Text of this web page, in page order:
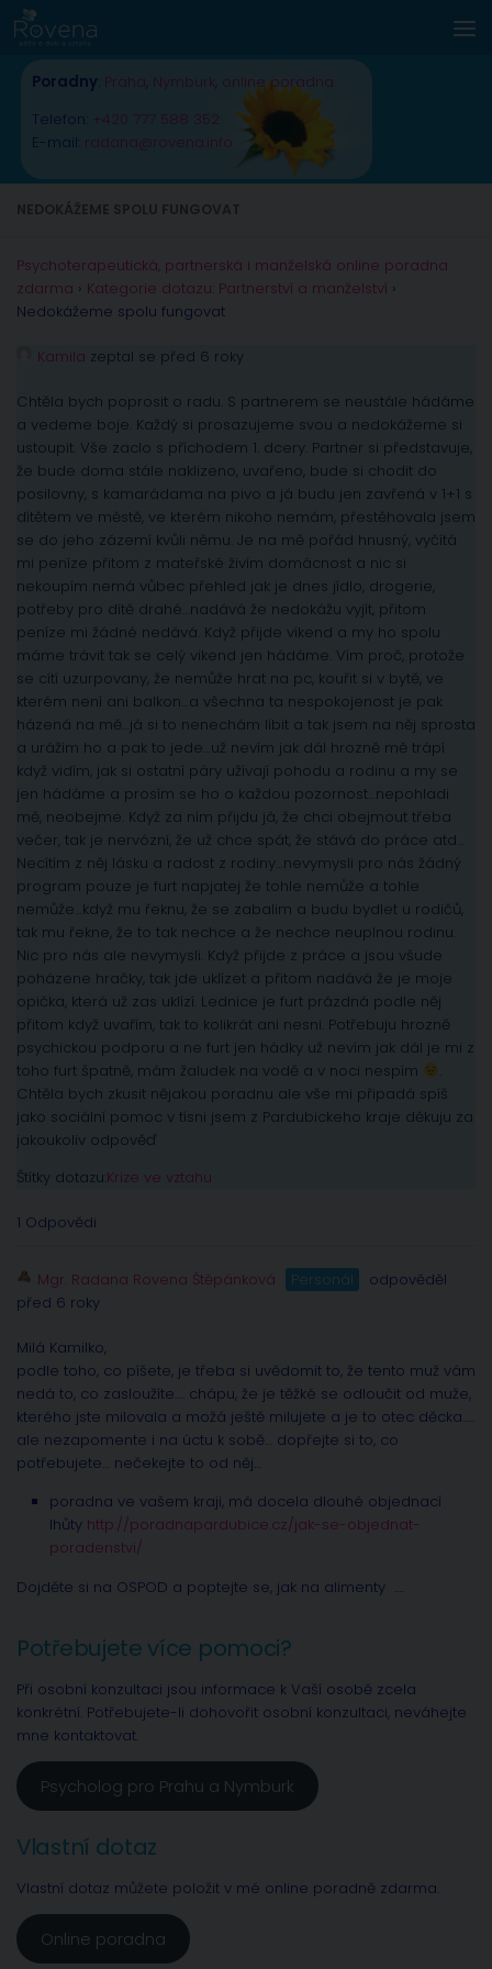
Skip to content
Poradny Praha Nymburk online poradna
Telefon: +420 777 588 352
E-mail: radana@rovena.info
Psychoterapeutická, partnerská i manželská online poradna
zdarma › Kategorie dotazu: Partnerství a manželství ›
Nedokážeme spolu fungovat
Kamila zeptal se před 6 roky
Chtěla bych poprosit o radu. S partnerem se neustále hádáme
a vedeme boje. Každý si prosazujeme svou a nedokážeme si
ustoupit. Vše zaclo s příchodem 1. dcery. Partner si představuje,
že bude doma stále naklizeno, uvařeno, bude si chodit do
posilovny, s kamarádama na pivo a já budu jen zavřená v 1+1 s
dítětem ve městě, ve kterém nikoho nemám, přestěhovala jsem
se do jeho zázemí kvůli němu. Je na mě pořád hnusný, vyčítá
mi peníze přitom z mateřské živím domácnost a nic si
nekoupím nemá vůbec přehled jak je dnes jídlo, drogerie,
potřeby pro dítě drahé…nadává že nedokážu vyjít, přitom
peníze mi žádné nedává. Když přijde víkend a my ho spolu
máme trávit tak se celý vikend jen hádáme. Vím proč, protože
se cítí uzurpovany, že nemůže hrat na pc, kouřit si v bytě, ve
kterém není ani balkon…a všechna ta nespokojenost je pak
házená na mě…já si to nenechám líbit a tak jsem na něj sprosta
a urážím ho a pak to jede…už nevím jak dál hrozně mě trápí
když vidím, jak si ostatní páry užívají pohodu a rodinu a my se
jen hádáme a prosím se ho o každou pozornost…nepohladi
mě, neobejme. Když za ním přijdu já, že chci obejmout třeba
večer, tak je nervózní, že už chce spát, že stává do práce atd…
Necítím z něj lásku a radost z rodiny…nevymysli pro nás žádný
program pouze je furt napjatej že tohle nemůže a tohle
nemůže…když mu řeknu, že se zabalim a budu bydlet u rodičů,
tak mu řekne, že to tak nechce a že nechce neuplnou rodinu.
Nic pro nás ale nevymysli. Když přijde z práce a jsou všude
poházene hračky, tak jde uklízet a přitom nadává že je moje
opička, která už zas uklízí. Lednice je furt prázdná podle něj
přitom když uvařím, tak to kolikrát ani nesni. Potřebuju hrozně
psychickou podporu a ne furt jen hádky už nevím jak dál je mi z
toho furt špatně, mám žaludek na vodě a v noci nespím
Chtěla bych zkusit nějakou poradnu ale vše mi připadá spíš
jako sociální pomoc v tísni jsem z Pardubickeho kraje děkuju za
jakoukoliv odpověď
Štítky dotazu: Krize ve vztahu
1 Odpovědi
Mgr. Radana Rovena Štěpánková Personál
odpověděl
před 6 roky
Milá Kamilko,
podle toho, co píšete, je třeba si uvědomit to, že tento muž vám
nedá to, co zasloužíte…. chápu, že je těžké se odloučit od muže,
kterého jste milovala a možá ještě milujete a je to otec děcka…..
ale nezapomente i na úctu k sobě… dopřejte si to, co
potřebujete… nečekejte to od něj…
poradna ve vašem kraji, má docela dlouhé objednací
lhůty http://poradnapardubice.cz/jak-se-objednat-
poradenstvi/
Dojděte si na OSPOD a poptejte se, jak na alimenty ….
Potřebujete více pomoci?
Při osobní konzultaci jsou informace k Vaší osobě zcela
konkrétní. Potřebujete-li dohovořit osobní konzultaci, neváhejte
mne kontaktovat.
Psycholog pro Prahu a Nymburk
Vlastní dotaz
Vlastní dotaz můžete položit v mé online poradně zdarma.
Online poradna